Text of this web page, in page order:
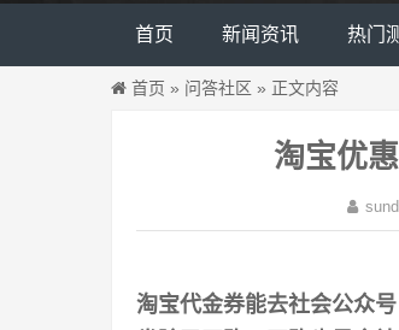
首页 新闻资讯 热门
首页 » 问答社区 » 正文内容
淘宝优
淘宝代金券能去社会公众号